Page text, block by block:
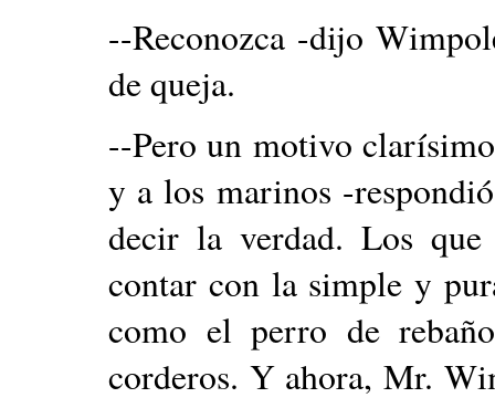
--Reconozca -dijo
de queja.
--Pero un motivo
y a los marinos -
decir la verdad. Los que
contar con la simple y
como el perro de
corderos. Y ahora, Mr.